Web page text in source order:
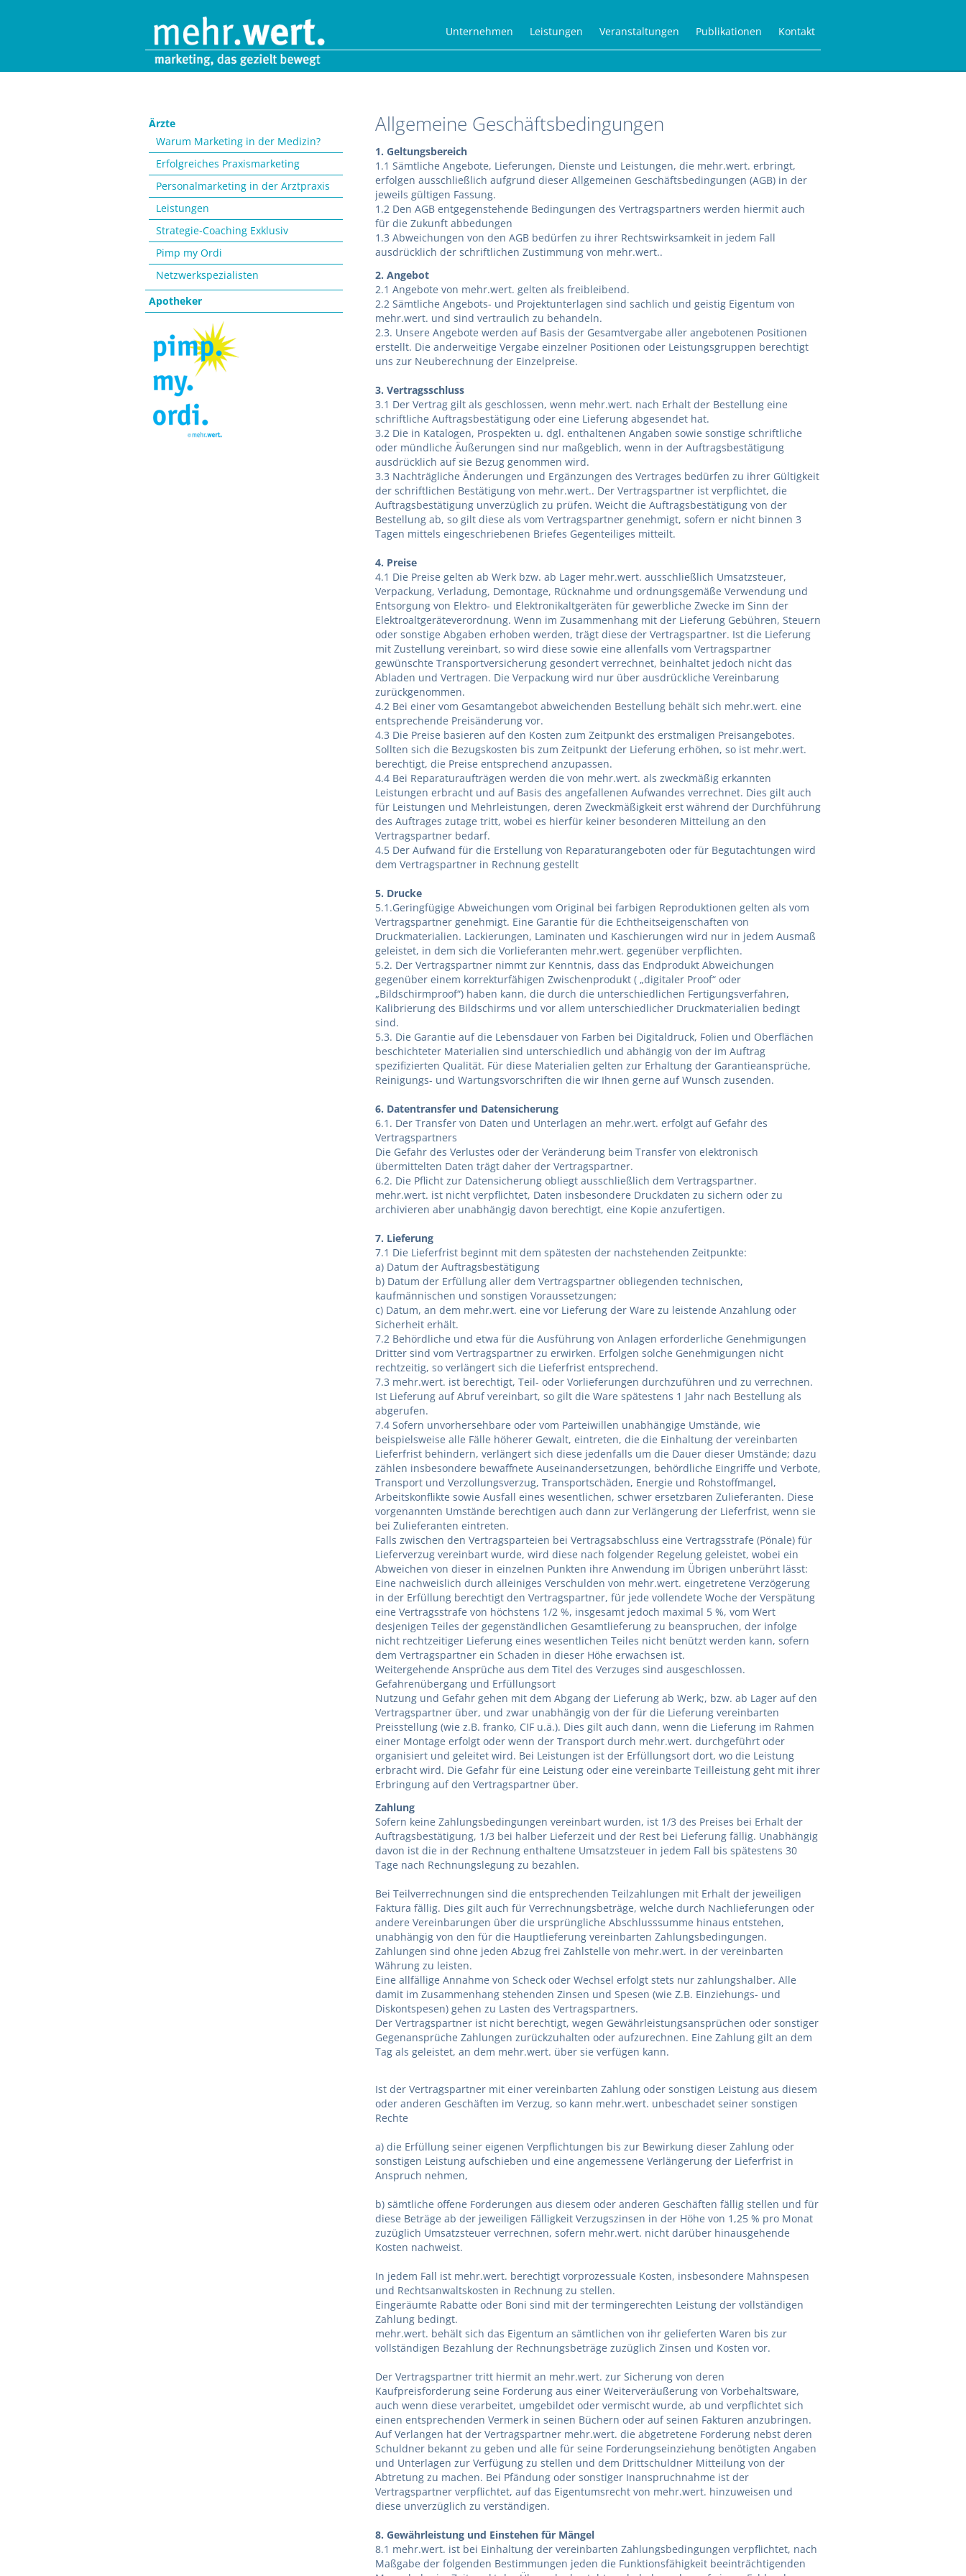
Unternehmen Leistungen Veranstaltungen Publikationen Kontakt
Navigation
Ärzte
Warum Marketing in der Medizin?
Erfolgreiches Praxismarketing
Personalmarketing in der Arztpraxis
Leistungen
Strategie-Coaching Exklusiv
Pimp my Ordi
Netzwerkspezialisten
Apotheker
Allgemeine Geschäftsbedingungen
1. Geltungsbereich
1.1 Sämtliche Angebote, Lieferungen, Dienste und Leistungen, die mehr.wert. erbringt,
erfolgen ausschließlich aufgrund dieser Allgemeinen Geschäftsbedingungen (AGB) in der
jeweils gültigen Fassung.
1.2 Den AGB entgegenstehende Bedingungen des Vertragspartners werden hiermit auch
für die Zukunft abbedungen
1.3 Abweichungen von den AGB bedürfen zu ihrer Rechtswirksamkeit in jedem Fall
ausdrücklich der schriftlichen Zustimmung von mehr.wert..
2. Angebot
2.1 Angebote von mehr.wert. gelten als freibleibend.
2.2 Sämtliche Angebots- und Projektunterlagen sind sachlich und geistig Eigentum von
mehr.wert. und sind vertraulich zu behandeln.
2.3. Unsere Angebote werden auf Basis der Gesamtvergabe aller angebotenen Positionen
erstellt. Die anderweitige Vergabe einzelner Positionen oder Leistungsgruppen berechtigt
uns zur Neuberechnung der Einzelpreise.
3. Vertragsschluss
3.1 Der Vertrag gilt als geschlossen, wenn mehr.wert. nach Erhalt der Bestellung eine
schriftliche Auftragsbestätigung oder eine Lieferung abgesendet hat.
3.2 Die in Katalogen, Prospekten u. dgl. enthaltenen Angaben sowie sonstige schriftliche
oder mündliche Äußerungen sind nur maßgeblich, wenn in der Auftragsbestätigung
ausdrücklich auf sie Bezug genommen wird.
3.3 Nachträgliche Änderungen und Ergänzungen des Vertrages bedürfen zu ihrer Gültigkeit
der schriftlichen Bestätigung von mehr.wert.. Der Vertragspartner ist verpflichtet, die
Auftragsbestätigung unverzüglich zu prüfen. Weicht die Auftragsbestätigung von der
Bestellung ab, so gilt diese als vom Vertragspartner genehmigt, sofern er nicht binnen 3
Tagen mittels eingeschriebenen Briefes Gegenteiliges mitteilt.
4. Preise
4.1 Die Preise gelten ab Werk bzw. ab Lager mehr.wert. ausschließlich Umsatzsteuer,
Verpackung, Verladung, Demontage, Rücknahme und ordnungsgemäße Verwendung und
Entsorgung von Elektro- und Elektronikaltgeräten für gewerbliche Zwecke im Sinn der
Elektroaltgeräteverordnung. Wenn im Zusammenhang mit der Lieferung Gebühren, Steuern
oder sonstige Abgaben erhoben werden, trägt diese der Vertragspartner. Ist die Lieferung
mit Zustellung vereinbart, so wird diese sowie eine allenfalls vom Vertragspartner
gewünschte Transportversicherung gesondert verrechnet, beinhaltet jedoch nicht das
Abladen und Vertragen. Die Verpackung wird nur über ausdrückliche Vereinbarung
zurückgenommen.
4.2 Bei einer vom Gesamtangebot abweichenden Bestellung behält sich mehr.wert. eine
entsprechende Preisänderung vor.
4.3 Die Preise basieren auf den Kosten zum Zeitpunkt des erstmaligen Preisangebotes.
Sollten sich die Bezugskosten bis zum Zeitpunkt der Lieferung erhöhen, so ist mehr.wert.
berechtigt, die Preise entsprechend anzupassen.
4.4 Bei Reparaturaufträgen werden die von mehr.wert. als zweckmäßig erkannten
Leistungen erbracht und auf Basis des angefallenen Aufwandes verrechnet. Dies gilt auch
für Leistungen und Mehrleistungen, deren Zweckmäßigkeit erst während der Durchführung
des Auftrages zutage tritt, wobei es hierfür keiner besonderen Mitteilung an den
Vertragspartner bedarf.
4.5 Der Aufwand für die Erstellung von Reparaturangeboten oder für Begutachtungen wird
dem Vertragspartner in Rechnung gestellt
5. Drucke
5.1.Geringfügige Abweichungen vom Original bei farbigen Reproduktionen gelten als vom
Vertragspartner genehmigt. Eine Garantie für die Echtheitseigenschaften von
Druckmaterialien. Lackierungen, Laminaten und Kaschierungen wird nur in jedem Ausmaß
geleistet, in dem sich die Vorlieferanten mehr.wert. gegenüber verpflichten.
5.2. Der Vertragspartner nimmt zur Kenntnis, dass das Endprodukt Abweichungen
gegenüber einem korrekturfähigen Zwischenprodukt ( „digitaler Proof“ oder
„Bildschirmproof“) haben kann, die durch die unterschiedlichen Fertigungsverfahren,
Kalibrierung des Bildschirms und vor allem unterschiedlicher Druckmaterialien bedingt
sind.
5.3. Die Garantie auf die Lebensdauer von Farben bei Digitaldruck, Folien und Oberflächen
beschichteter Materialien sind unterschiedlich und abhängig von der im Auftrag
spezifizierten Qualität. Für diese Materialien gelten zur Erhaltung der Garantieansprüche,
Reinigungs- und Wartungsvorschriften die wir Ihnen gerne auf Wunsch zusenden.
6. Datentransfer und Datensicherung
6.1. Der Transfer von Daten und Unterlagen an mehr.wert. erfolgt auf Gefahr des
Vertragspartners
Die Gefahr des Verlustes oder der Veränderung beim Transfer von elektronisch
übermittelten Daten trägt daher der Vertragspartner.
6.2. Die Pflicht zur Datensicherung obliegt ausschließlich dem Vertragspartner.
mehr.wert. ist nicht verpflichtet, Daten insbesondere Druckdaten zu sichern oder zu
archivieren aber unabhängig davon berechtigt, eine Kopie anzufertigen.
7. Lieferung
7.1 Die Lieferfrist beginnt mit dem spätesten der nachstehenden Zeitpunkte:
a) Datum der Auftragsbestätigung
b) Datum der Erfüllung aller dem Vertragspartner obliegenden technischen,
kaufmännischen und sonstigen Voraussetzungen;
c) Datum, an dem mehr.wert. eine vor Lieferung der Ware zu leistende Anzahlung oder
Sicherheit erhält.
7.2 Behördliche und etwa für die Ausführung von Anlagen erforderliche Genehmigungen
Dritter sind vom Vertragspartner zu erwirken. Erfolgen solche Genehmigungen nicht
rechtzeitig, so verlängert sich die Lieferfrist entsprechend.
7.3 mehr.wert. ist berechtigt, Teil- oder Vorlieferungen durchzuführen und zu verrechnen.
Ist Lieferung auf Abruf vereinbart, so gilt die Ware spätestens 1 Jahr nach Bestellung als
abgerufen.
7.4 Sofern unvorhersehbare oder vom Parteiwillen unabhängige Umstände, wie
beispielsweise alle Fälle höherer Gewalt, eintreten, die die Einhaltung der vereinbarten
Lieferfrist behindern, verlängert sich diese jedenfalls um die Dauer dieser Umstände; dazu
zählen insbesondere bewaffnete Auseinandersetzungen, behördliche Eingriffe und Verbote,
Transport und Verzollungsverzug, Transportschäden, Energie und Rohstoffmangel,
Arbeitskonflikte sowie Ausfall eines wesentlichen, schwer ersetzbaren Zulieferanten. Diese
vorgenannten Umstände berechtigen auch dann zur Verlängerung der Lieferfrist, wenn sie
bei Zulieferanten eintreten.
Falls zwischen den Vertragsparteien bei Vertragsabschluss eine Vertragsstrafe (Pönale) für
Lieferverzug vereinbart wurde, wird diese nach folgender Regelung geleistet, wobei ein
Abweichen von dieser in einzelnen Punkten ihre Anwendung im Übrigen unberührt lässt:
Eine nachweislich durch alleiniges Verschulden von mehr.wert. eingetretene Verzögerung
in der Erfüllung berechtigt den Vertragspartner, für jede vollendete Woche der Verspätung
eine Vertragsstrafe von höchstens 1/2 %, insgesamt jedoch maximal 5 %, vom Wert
desjenigen Teiles der gegenständlichen Gesamtlieferung zu beanspruchen, der infolge
nicht rechtzeitiger Lieferung eines wesentlichen Teiles nicht benützt werden kann, sofern
dem Vertragspartner ein Schaden in dieser Höhe erwachsen ist.
Weitergehende Ansprüche aus dem Titel des Verzuges sind ausgeschlossen.
Gefahrenübergang und Erfüllungsort
Nutzung und Gefahr gehen mit dem Abgang der Lieferung ab Werk;, bzw. ab Lager auf den
Vertragspartner über, und zwar unabhängig von der für die Lieferung vereinbarten
Preisstellung (wie z.B. franko, CIF u.ä.). Dies gilt auch dann, wenn die Lieferung im Rahmen
einer Montage erfolgt oder wenn der Transport durch mehr.wert. durchgeführt oder
organisiert und geleitet wird. Bei Leistungen ist der Erfüllungsort dort, wo die Leistung
erbracht wird. Die Gefahr für eine Leistung oder eine vereinbarte Teilleistung geht mit ihrer
Erbringung auf den Vertragspartner über.
Zahlung
Sofern keine Zahlungsbedingungen vereinbart wurden, ist 1/3 des Preises bei Erhalt der
Auftragsbestätigung, 1/3 bei halber Lieferzeit und der Rest bei Lieferung fällig. Unabhängig
davon ist die in der Rechnung enthaltene Umsatzsteuer in jedem Fall bis spätestens 30
Tage nach Rechnungslegung zu bezahlen.
Bei Teilverrechnungen sind die entsprechenden Teilzahlungen mit Erhalt der jeweiligen
Faktura fällig. Dies gilt auch für Verrechnungsbeträge, welche durch Nachlieferungen oder
andere Vereinbarungen über die ursprüngliche Abschlusssumme hinaus entstehen,
unabhängig von den für die Hauptlieferung vereinbarten Zahlungsbedingungen.
Zahlungen sind ohne jeden Abzug frei Zahlstelle von mehr.wert. in der vereinbarten
Währung zu leisten.
Eine allfällige Annahme von Scheck oder Wechsel erfolgt stets nur zahlungshalber. Alle
damit im Zusammenhang stehenden Zinsen und Spesen (wie Z.B. Einziehungs- und
Diskontspesen) gehen zu Lasten des Vertragspartners.
Der Vertragspartner ist nicht berechtigt, wegen Gewährleistungsansprüchen oder sonstiger
Gegenansprüche Zahlungen zurückzuhalten oder aufzurechnen. Eine Zahlung gilt an dem
Tag als geleistet, an dem mehr.wert. über sie verfügen kann.
Ist der Vertragspartner mit einer vereinbarten Zahlung oder sonstigen Leistung aus diesem
oder anderen Geschäften im Verzug, so kann mehr.wert. unbeschadet seiner sonstigen
Rechte
a) die Erfüllung seiner eigenen Verpflichtungen bis zur Bewirkung dieser Zahlung oder
sonstigen Leistung aufschieben und eine angemessene Verlängerung der Lieferfrist in
Anspruch nehmen,
b) sämtliche offene Forderungen aus diesem oder anderen Geschäften fällig stellen und für
diese Beträge ab der jeweiligen Fälligkeit Verzugszinsen in der Höhe von 1,25 % pro Monat
zuzüglich Umsatzsteuer verrechnen, sofern mehr.wert. nicht darüber hinausgehende
Kosten nachweist.
In jedem Fall ist mehr.wert. berechtigt vorprozessuale Kosten, insbesondere Mahnspesen
und Rechtsanwaltskosten in Rechnung zu stellen.
Eingeräumte Rabatte oder Boni sind mit der termingerechten Leistung der vollständigen
Zahlung bedingt.
mehr.wert. behält sich das Eigentum an sämtlichen von ihr gelieferten Waren bis zur
vollständigen Bezahlung der Rechnungsbeträge zuzüglich Zinsen und Kosten vor.
Der Vertragspartner tritt hiermit an mehr.wert. zur Sicherung von deren
Kaufpreisforderung seine Forderung aus einer Weiterveräußerung von Vorbehaltsware,
auch wenn diese verarbeitet, umgebildet oder vermischt wurde, ab und verpflichtet sich
einen entsprechenden Vermerk in seinen Büchern oder auf seinen Fakturen anzubringen.
Auf Verlangen hat der Vertragspartner mehr.wert. die abgetretene Forderung nebst deren
Schuldner bekannt zu geben und alle für seine Forderungseinziehung benötigten Angaben
und Unterlagen zur Verfügung zu stellen und dem Drittschuldner Mitteilung von der
Abtretung zu machen. Bei Pfändung oder sonstiger Inanspruchnahme ist der
Vertragspartner verpflichtet, auf das Eigentumsrecht von mehr.wert. hinzuweisen und
diese unverzüglich zu verständigen.
8. Gewährleistung und Einstehen für Mängel
8.1 mehr.wert. ist bei Einhaltung der vereinbarten Zahlungsbedingungen verpflichtet, nach
Maßgabe der folgenden Bestimmungen jeden die Funktionsfähigkeit beeinträchtigenden